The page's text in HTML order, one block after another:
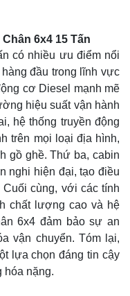
6x4 15 Tấn
có nhiều ưu điểm nổi
đầu trong lĩnh vực
cơ Diesel mạnh mẽ
hiệu suất vận hành
hệ thống truyền động
trên mọi loại địa hình,
gồ ghề. Thứ ba, cabin
nghi hiện đại, tạo điều
cùng, với các tính
chất lượng cao và hệ
6x4 đảm bảo sự an
vận chuyển. Tóm lại,
lựa chọn đáng tin cậy
hóa nặng.